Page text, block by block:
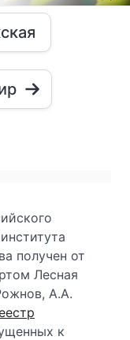
получен от
Лесная
А.А.
к